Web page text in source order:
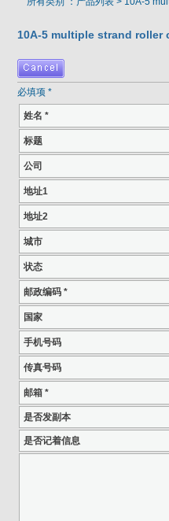
10A-5 multiple strand roller
必填项 *
姓名 *
标题
公司
地址1
地址2
城市
状态
邮政编码 *
国家
手机号码
传真号码
邮箱 *
是否发副本
是否记着信息